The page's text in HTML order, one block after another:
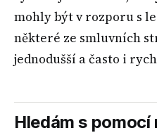
mohly být v rozporu s
některé ze smluvních
jednodušší a často i
Hledám s